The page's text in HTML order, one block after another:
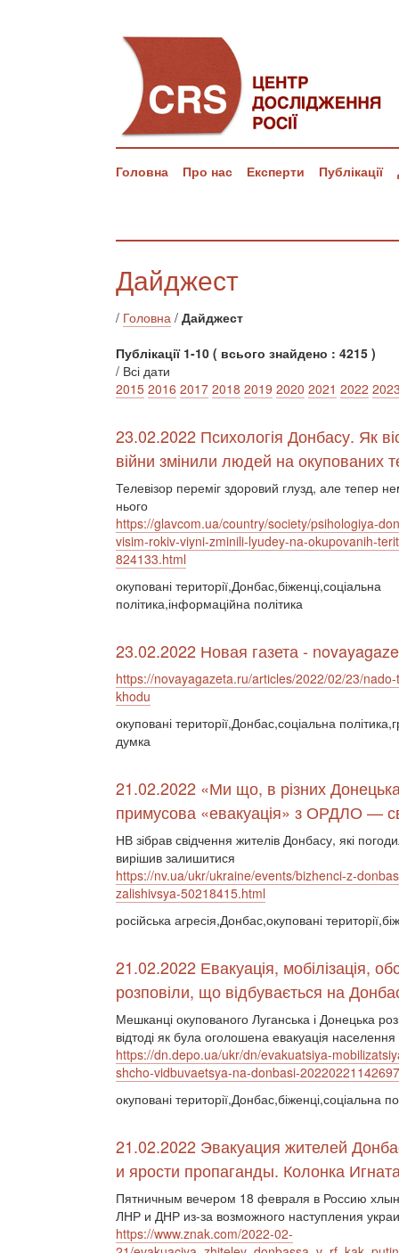
Головна Про нас Експерти Публікації
Дайджест
/ Головна / Дайджест
Публікації 1-10 ( всього знайдено : 4215 )
/ Всі дати
2015 2016 2017 2018 2019 2020 2021 2022
23.02.2022 Психологія Донбасу. Як
війни змінили людей на окупованих
Телевізор переміг здоровий глузд, але тепер
нього
https://glavcom.ua/country/society/psihologiya-
visim-rokiv-viyni-zminili-lyudey-na-okupovanih-
824133.html
окуповані території,Донбас,біженці,соціальна
політика,інформаційна політика
23.02.2022 Новая газета -
https://novayagazeta.ru/articles/2022/02/23/
khodu
окуповані території,Донбас,соціальна
думка
21.02.2022 «Ми що, в різних
примусова «евакуація» з ОРДЛО —
НВ зібрав свідчення жителів Донбасу, які
вирішив залишитися
https://nv.ua/ukr/ukraine/events/bizhenci-z-
zalishivsya-50218415.html
російська агресія,Донбас,окуповані
21.02.2022 Евакуація, мобілізація,
розповіли, що відбувається на
Мешканці окупованого Луганська і Донецька
відтоді як була оголошена евакуація населення
https://dn.depo.ua/ukr/dn/evakuatsiya-
shcho-vidbuvaetsya-na-donbasi-
окуповані території,Донбас,біженці,соціальна
21.02.2022 Эвакуация жителей
и ярости пропаганды. Колонка
Пятничным вечером 18 февраля в Россию
ЛНР и ДНР из-за возможного наступления
https://www.znak.com/2022-02-